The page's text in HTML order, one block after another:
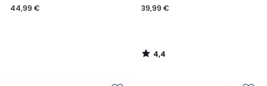
44,99 €
39,99 €
4,4
/